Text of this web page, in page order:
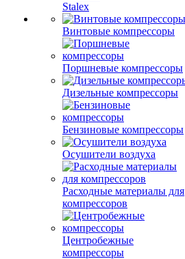
Stalex
Винтовые компрессоры
Поршневые компрессоры
Дизельные компрессоры
Бензиновые компрессоры
Осушители воздуха
Расходные материалы для
компрессоров
Центробежные
компрессоры